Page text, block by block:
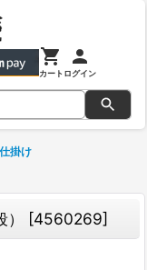
カートログイン
掛け
[4560269]